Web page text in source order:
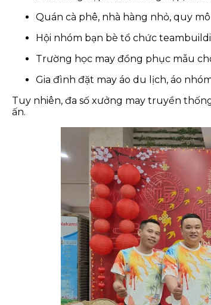
Quán cà phê, nhà hàng nhỏ, quy mô
Hội nhóm bạn bè tổ chức
Trường học may đồng phục mẫu
Gia đình đặt may áo du lịch, áo
Tuy nhiên, đa số xưởng may truyền
ấn.